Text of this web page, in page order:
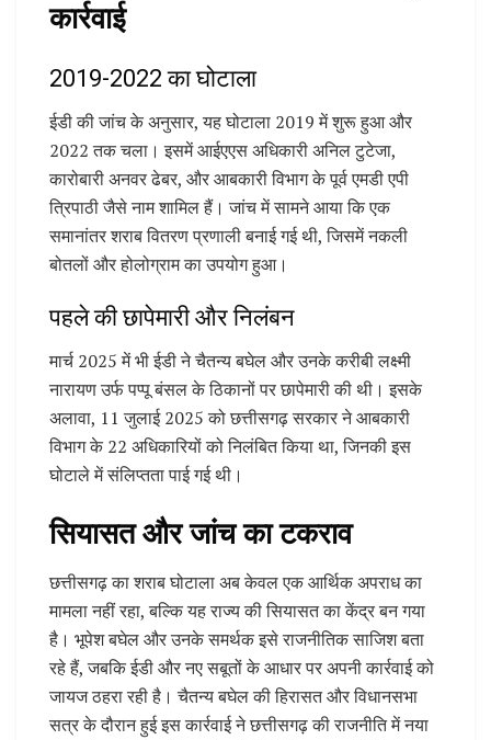
कार्रवाई
2019-2022 का घोटाला
ईडी की जांच के अनुसार, यह घोटाला 2019 में शुरू हुआ और
2022 तक चला। इसमें आईएएस अधिकारी अनिल टुटेजा,
कारोबारी अनवर ढेबर, और आबकारी विभाग के पूर्व एमडी एपी
त्रिपाठी जैसे नाम शामिल हैं। जांच में सामने आया कि एक
समानांतर शराब वितरण प्रणाली बनाई गई थी, जिसमें नकली
बोतलों और होलोग्राम का उपयोग हुआ।
पहले की छापेमारी और निलंबन
मार्च 2025 में भी ईडी ने चैतन्य बघेल और उनके करीबी लक्ष्मी
नारायण उर्फ पप्पू बंसल के ठिकानों पर छापेमारी की थी। इसके
अलावा, 11 जुलाई 2025 को छत्तीसगढ़ सरकार ने आबकारी
विभाग के 22 अधिकारियों को निलंबित किया था, जिनकी इस
घोटाले में संलिप्तता पाई गई थी।
सियासत और जांच का टकराव
छत्तीसगढ़ का शराब घोटाला अब केवल एक आर्थिक अपराध का
मामला नहीं रहा, बल्कि यह राज्य की सियासत का केंद्र बन गया
है। भूपेश बघेल और उनके समर्थक इसे राजनीतिक साजिश बता
रहे हैं, जबकि ईडी और नए सबूतों के आधार पर अपनी कार्रवाई को
जायज ठहरा रही है। चैतन्य बघेल की हिरासत और विधानसभा
सत्र के दौरान हुई इस कार्रवाई ने छत्तीसगढ़ की राजनीति में नया